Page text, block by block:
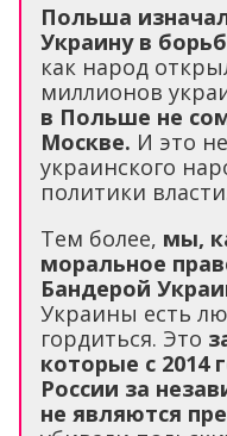
Польша
Украину в
как народ
миллионов
в Польше не
Москве. И это
украинского
политики
Тем более, мы,
моральное
Бандерой
Украины есть
гордиться. Это
которые с 2014
России за
не являются